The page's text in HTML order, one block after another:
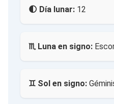
🌓 Día lunar: 12
♏ Luna en signo:
♊ Sol en signo: